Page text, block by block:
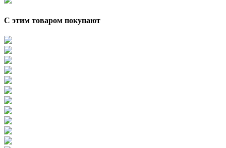
С этим товаром покупают